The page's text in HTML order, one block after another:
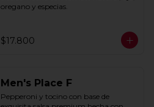
oregano y especias.
$17.800
Men's Place F
Pepperoni y tocino con base de